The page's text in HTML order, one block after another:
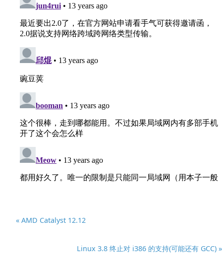
« AMD Catalyst 12.12
Linux 3.8 终止对 i386 的支持(可能还有 GCC) »